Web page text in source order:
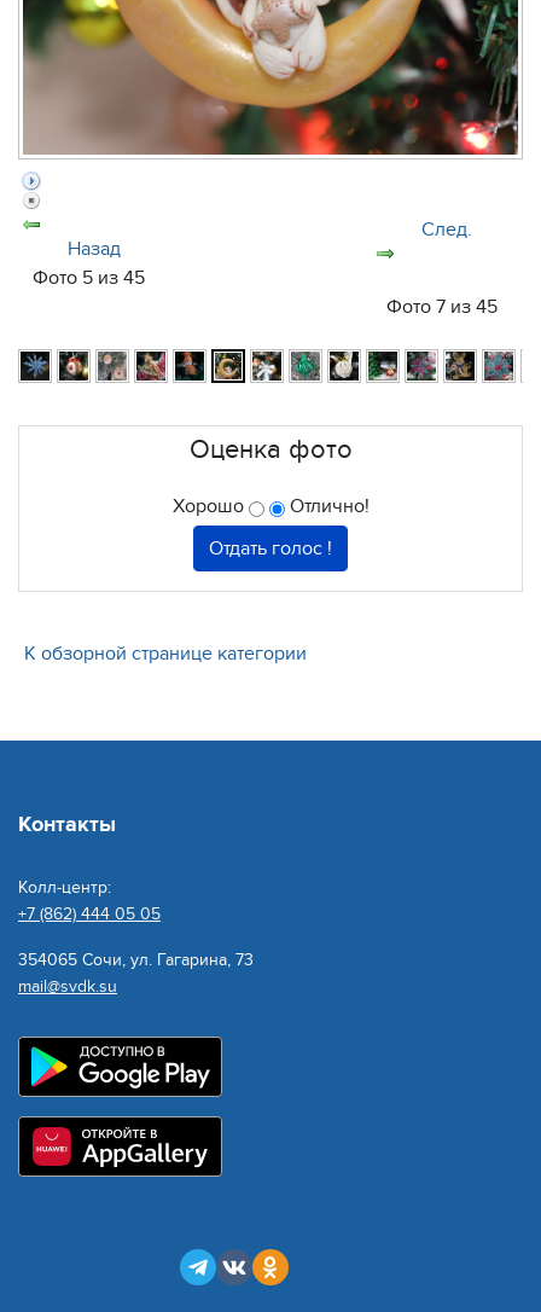
Назад
Фото 5 из 45
След.
Фото 7 из 45
Оценка фото
Хорошо Отлично!
К обзорной странице категории
Контакты
Колл-центр:
+7 (862) 444 05 05
354065 Сочи, ул. Гагарина, 73
mail@svdk.su